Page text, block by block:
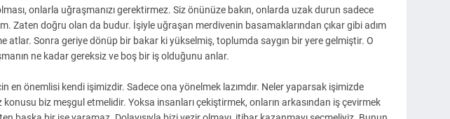
onlarla uğraşmanızı gerektirmez. Siz önünüze bakın, onlarda uzak durun sadece
Zaten doğru olan da budur. İşiyle uğraşan merdivenin basamaklarından çıkar gibi adım
atlar. Sonra geriye dönüp bir bakar ki yükselmiş, toplumda saygın bir yere gelmiştir. O
ne kadar gereksiz ve boş bir iş olduğunu anlar.
en önemlisi kendi işimizdir. Sadece ona yönelmek lazımdır. Neler yaparsak işimizde
biz meşgul etmelidir. Yoksa insanları çekiştirmek, onların arkasından iş çevirmek